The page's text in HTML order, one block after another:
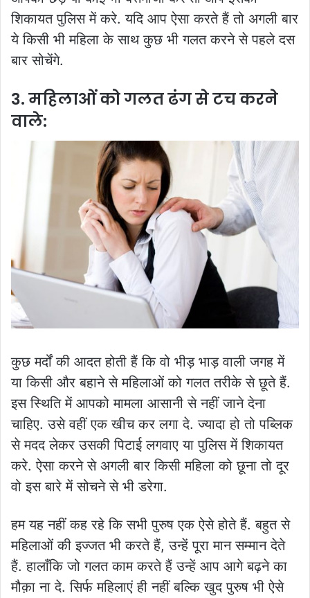
शिकायत पुलिस में करे. यदि आप ऐसा करते हैं तो अगली बार
ये किसी भी महिला के साथ कुछ भी गलत करने से पहले दस
बार सोचेंगे.
3. महिलाओं को गलत ढंग से टच करने
वाले:
कुछ मर्दों की आदत होती हैं कि वो भीड़ भाड़ वाली जगह में
या किसी और बहाने से महिलाओं को गलत तरीके से छूते हैं.
इस स्थिति में आपको मामला आसानी से नहीं जाने देना
चाहिए. उसे वहीं एक खीच कर लगा दे. ज्यादा हो तो पब्लिक
से मदद लेकर उसकी पिटाई लगवाए या पुलिस में शिकायत
करे. ऐसा करने से अगली बार किसी महिला को छूना तो दूर
वो इस बारे में सोचने से भी डरेगा.
हम यह नहीं कह रहे कि सभी पुरुष एक ऐसे होते हैं. बहुत से
महिलाओं की इज्जत भी करते हैं, उन्हें पूरा मान सम्मान देते
हैं. हालाँकि जो गलत काम करते हैं उन्हें आप आगे बढ़ने का
मौक़ा ना दे. सिर्फ महिलाएं ही नहीं बल्कि खुद पुरुष भी ऐसे